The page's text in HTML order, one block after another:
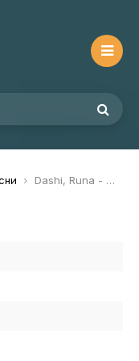
Dashi, Runa - Мурка